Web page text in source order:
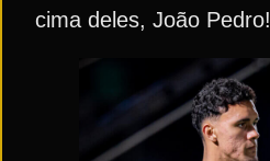
cima deles, João Pedro!